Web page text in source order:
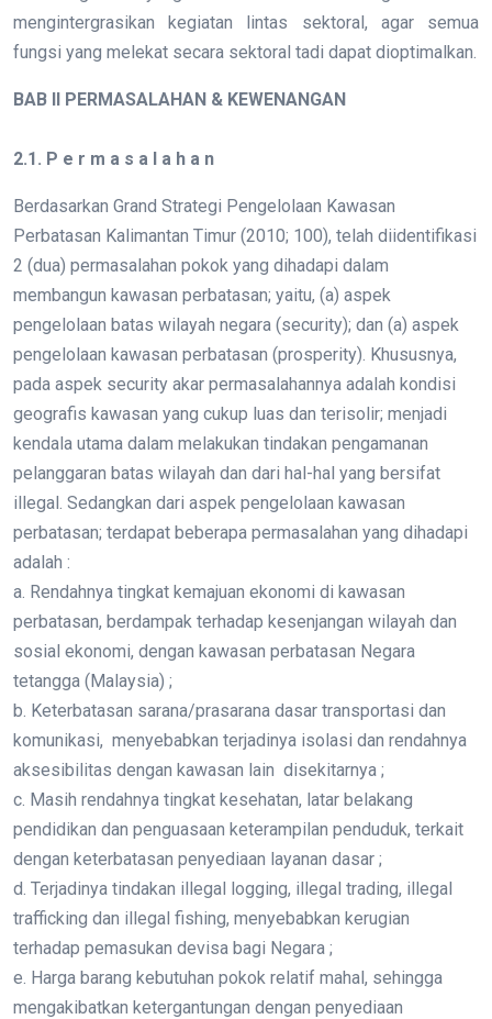
mengintergrasikan kegiatan lintas sektoral, agar semua
fungsi yang melekat secara sektoral tadi dapat dioptimalkan.
BAB II PERMASALAHAN & KEWENANGAN
2.1. P e r m a s a l a h a n
Berdasarkan Grand Strategi Pengelolaan Kawasan
Perbatasan Kalimantan Timur (2010; 100), telah diidentifikasi
2 (dua) permasalahan pokok yang dihadapi dalam
membangun kawasan perbatasan; yaitu, (a) aspek
pengelolaan batas wilayah negara (security); dan (a) aspek
pengelolaan kawasan perbatasan (prosperity). Khususnya,
pada aspek security akar permasalahannya adalah kondisi
geografis kawasan yang cukup luas dan terisolir; menjadi
kendala utama dalam melakukan tindakan pengamanan
pelanggaran batas wilayah dan dari hal-hal yang bersifat
illegal. Sedangkan dari aspek pengelolaan kawasan
perbatasan; terdapat beberapa permasalahan yang dihadapi
adalah :
a. Rendahnya tingkat kemajuan ekonomi di kawasan
perbatasan, berdampak terhadap kesenjangan wilayah dan
sosial ekonomi, dengan kawasan perbatasan Negara
tetangga (Malaysia) ;
b. Keterbatasan sarana/prasarana dasar transportasi dan
komunikasi, menyebabkan terjadinya isolasi dan rendahnya
aksesibilitas dengan kawasan lain disekitarnya ;
c. Masih rendahnya tingkat kesehatan, latar belakang
pendidikan dan penguasaan keterampilan penduduk, terkait
dengan keterbatasan penyediaan layanan dasar ;
d. Terjadinya tindakan illegal logging, illegal trading, illegal
trafficking dan illegal fishing, menyebabkan kerugian
terhadap pemasukan devisa bagi Negara ;
e. Harga barang kebutuhan pokok relatif mahal, sehingga
mengakibatkan ketergantungan dengan penyediaan